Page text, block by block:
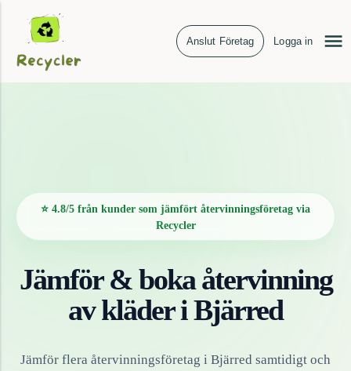
Anslut Företag Logga in
⭐ 4.8/5 från kunder som jämfört återvinningsföretag via
Recycler
Jämför & boka återvinning
avkläderiBjärred
Jämför flera återvinningsföretag i Bjärred samtidigt och